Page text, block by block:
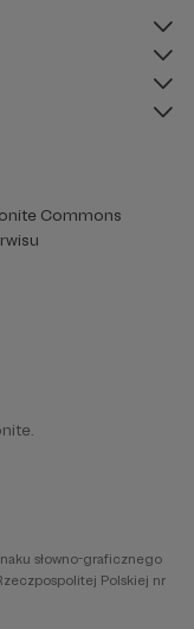
Commons
słowno-graficznego
Polskiej nr